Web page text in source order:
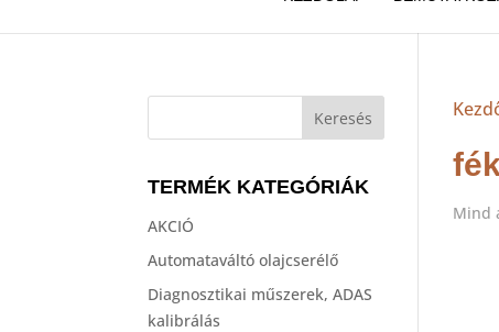
Mind
TERMÉK KATEGÓRIÁK
AKCIÓ
Automataváltó olajcserélő
Diagnosztikai műszerek, ADAS
kalibrálás